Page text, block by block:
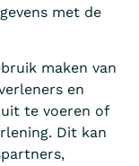
met de
maken van
en
te voeren of
Dit kan